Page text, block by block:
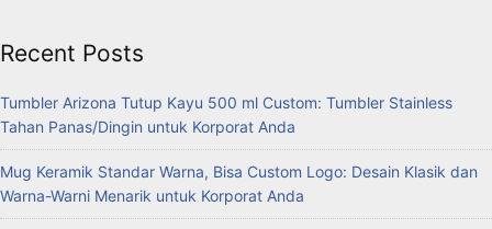
Recent Posts
Tumbler Arizona Tutup Kayu 500 ml Custom: Tumbler Stainless
Tahan Panas/Dingin untuk Korporat Anda
Mug Keramik Standar Warna, Bisa Custom Logo: Desain Klasik dan
Warna-Warni Menarik untuk Korporat Anda